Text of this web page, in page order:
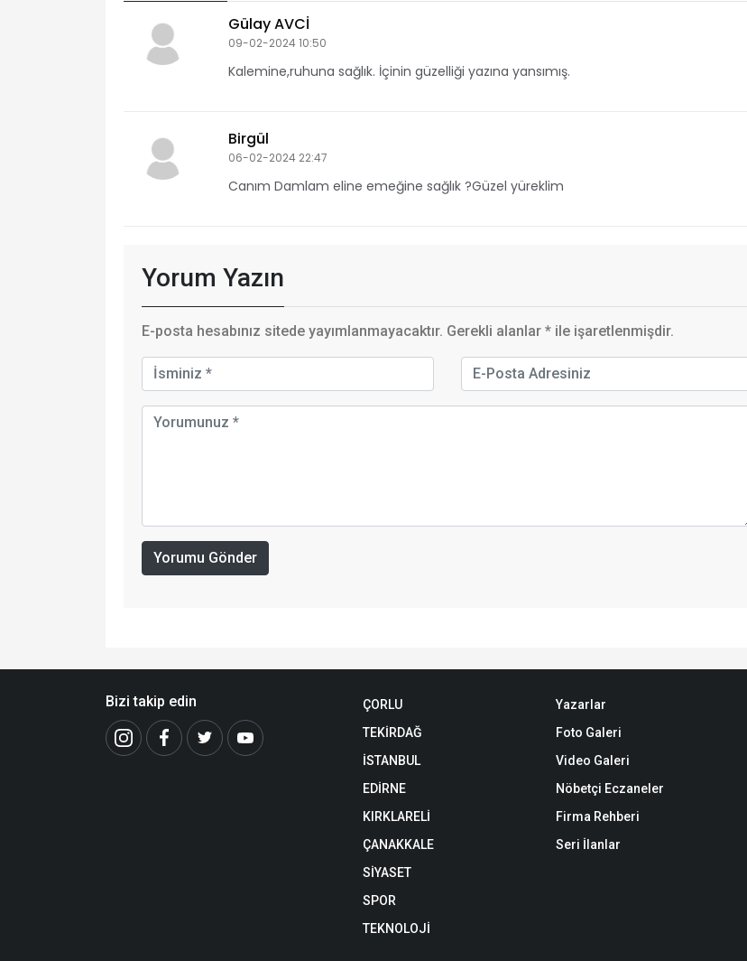
Gülay AVCİ
09-02-2024 10:50
Kalemine,ruhuna sağlık. İçinin güzelliği yazına yansımış.
Birgül
06-02-2024 22:47
Canım Damlam eline emeğine sağlık ?Güzel yüreklim
Yorum Yazın
E-posta hesabınız sitede yayımlanmayacaktır. Gerekli alanlar * ile işaretlenmişdir.
Yorumu Gönder
Bizi takip edin
ÇORLU
TEKİRDAĞ
İSTANBUL
EDİRNE
KIRKLARELİ
ÇANAKKALE
SİYASET
SPOR
TEKNOLOJİ
Yazarlar
Foto Galeri
Video Galeri
Nöbetçi Eczaneler
Firma Rehberi
Seri İlanlar